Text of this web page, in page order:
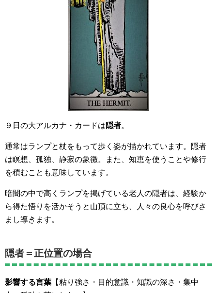
９日の大アルカナ・カードは隠者。
通常はランプと杖をもって歩く姿が描かれています。隠者
は瞑想、孤独、静寂の象徴。また、知恵を使うことや修行
を積むことも意味しています。
暗闇の中で高くランプを掲げている老人の隠者は、経験か
ら得た悟りを活かそうと山頂に立ち、人々の良心を呼びさ
まし導きます。
隠者＝正位置の場合
影響する言葉 【粘り強さ・目的意識・知識の深さ・集中